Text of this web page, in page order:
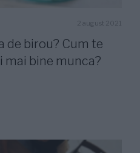
2 august 2021
de birou? Cum te
mai bine munca?